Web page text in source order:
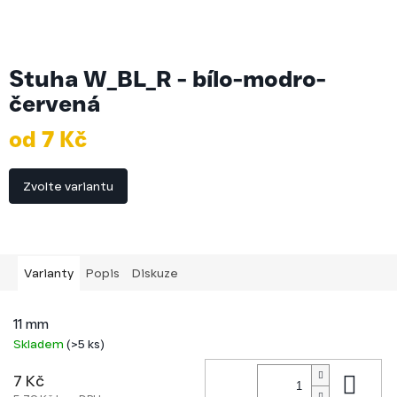
Stuha W_BL_R - bílo-modro-
červená
od 7 Kč
Měrná
cena:
Zvolte variantu
Varianty Popis Diskuze
11 mm
Skladem (>5 ks)
7 Kč